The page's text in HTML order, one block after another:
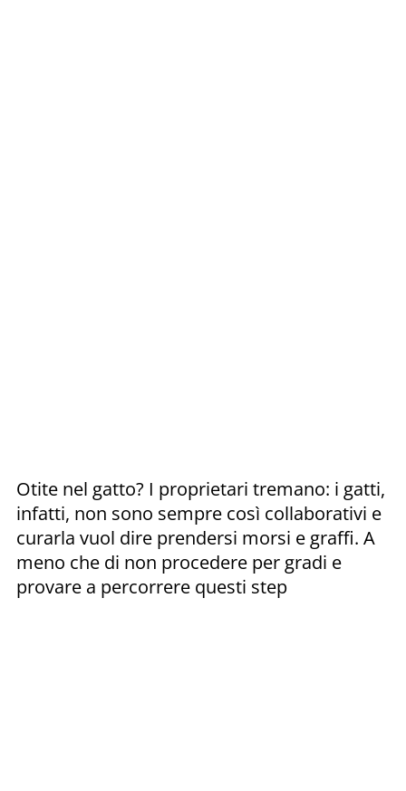
Otite nel gatto? I proprietari tremano: i gatti,
infatti, non sono sempre così collaborativi e
curarla vuol dire prendersi morsi e graffi. A
meno che di non procedere per gradi e
provare a percorrere questi step